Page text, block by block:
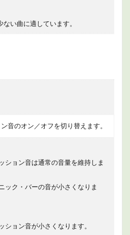
ない曲に適しています。
音のオン／オフを切り替えます。
ション音は通常の音量を維持しま
ック・バーの音が小さくなりま
ション音が小さくなります。